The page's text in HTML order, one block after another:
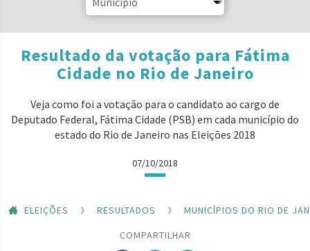
Resultado da votação para Fátima
Cidade no Rio de Janeiro
Veja como foi a votação para o candidato ao cargo de
Deputado Federal, Fátima Cidade (PSB) em cada município do
estado do Rio de Janeiro nas Eleições 2018
07/10/2018
ELEIÇÕES RESULTADOS
MUNICÍPIOS DO RIO DE
COMPARTILHAR